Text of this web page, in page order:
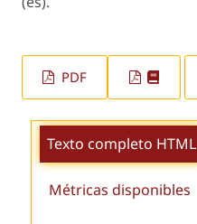
PDF
Texto completo HTML
Métricas disponibles